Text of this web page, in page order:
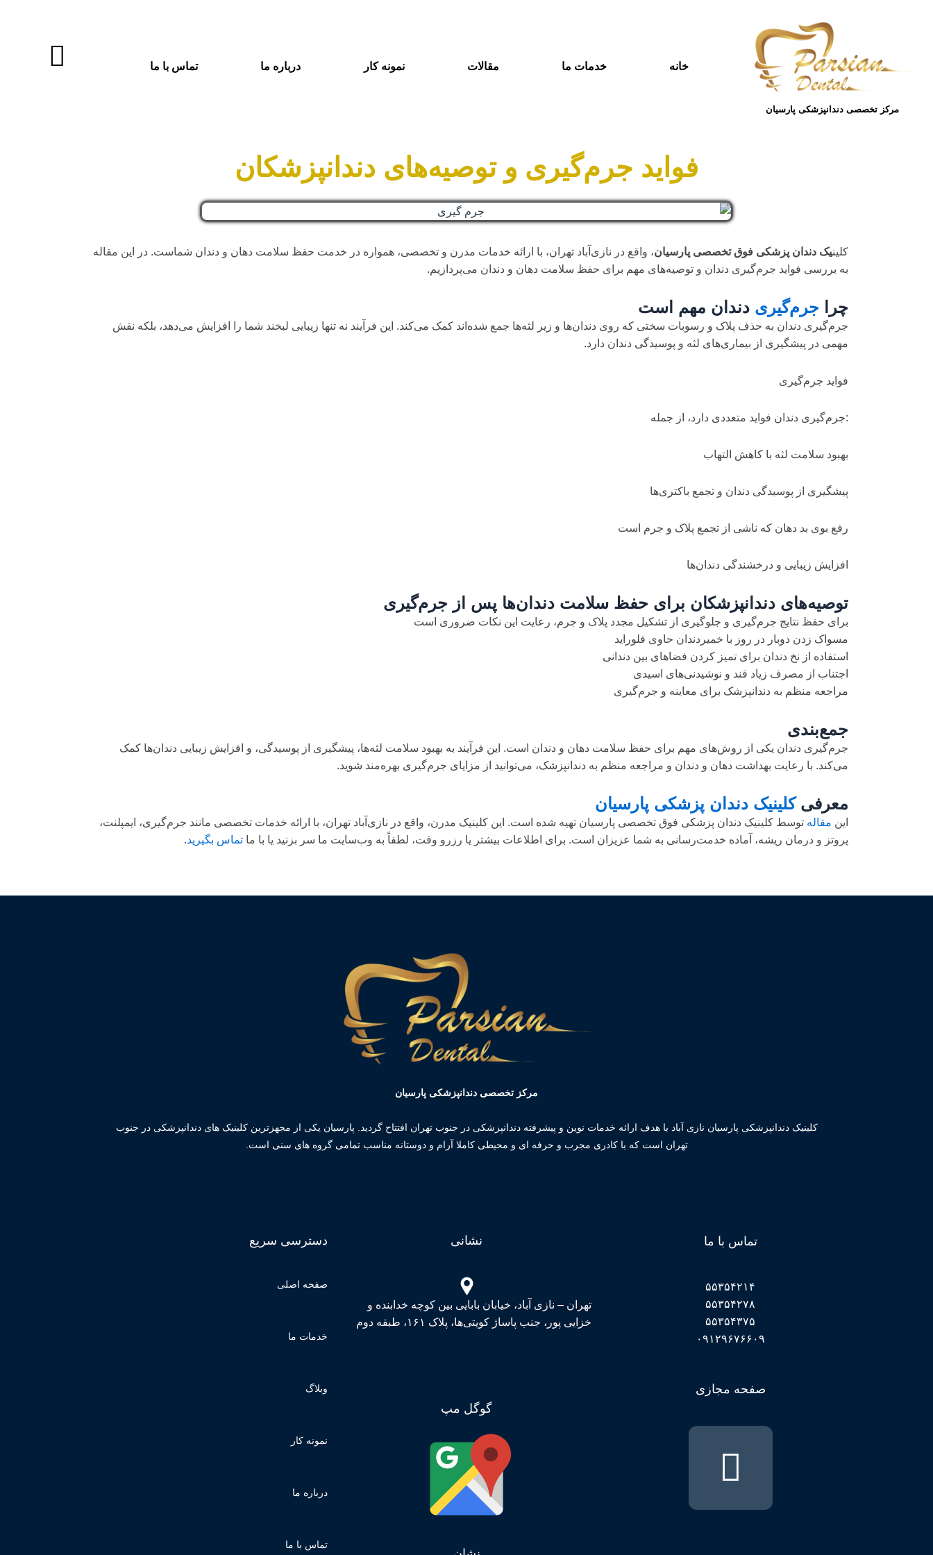
مرکز تخصصی دندانپزشکی پارسیان
خانه خدمات ما مقالات نمونه کار درباره ما تماس با ما
فواید جرم‌گیری و توصیه‌های دندانپزشکان
کلینیک دندان پزشکی فوق تخصصی پارسیان، واقع در نازی‌آباد تهران، با ارائه خدمات مدرن و تخصصی، همواره در خدمت حفظ سلامت دهان و دندان شماست. در این مقاله
به بررسی فواید جرم‌گیری دندان و توصیه‌های مهم برای حفظ سلامت دهان و دندان می‌پردازیم.
چرا جرم‌گیری دندان مهم است
جرم‌گیری دندان به حذف پلاک و رسوبات سختی که روی دندان‌ها و زیر لثه‌ها جمع شده‌اند کمک می‌کند. این فرآیند نه تنها زیبایی لبخند شما را افزایش می‌دهد، بلکه نقش
مهمی در پیشگیری از بیماری‌های لثه و پوسیدگی دندان دارد.
فواید جرم‌گیری
:جرم‌گیری دندان فواید متعددی دارد، از جمله
بهبود سلامت لثه با کاهش التهاب
پیشگیری از پوسیدگی دندان و تجمع باکتری‌ها
رفع بوی بد دهان که ناشی از تجمع پلاک و جرم است
افزایش زیبایی و درخشندگی دندان‌ها
توصیه‌های دندانپزشکان برای حفظ سلامت دندان‌ها پس از جرم‌گیری
برای حفظ نتایج جرم‌گیری و جلوگیری از تشکیل مجدد پلاک و جرم، رعایت این نکات ضروری است
مسواک زدن دوبار در روز با خمیردندان حاوی فلوراید
استفاده از نخ دندان برای تمیز کردن فضاهای بین دندانی
اجتناب از مصرف زیاد قند و نوشیدنی‌های اسیدی
مراجعه منظم به دندانپزشک برای معاینه و جرم‌گیری
جمع‌بندی
جرم‌گیری دندان یکی از روش‌های مهم برای حفظ سلامت دهان و دندان است. این فرآیند به بهبود سلامت لثه‌ها، پیشگیری از پوسیدگی، و افزایش زیبایی دندان‌ها کمک
می‌کند. با رعایت بهداشت دهان و دندان و مراجعه منظم به دندانپزشک، می‌توانید از مزایای جرم‌گیری بهره‌مند شوید.
معرفیکلینیک دندان پزشکی پارسیان
این مقاله توسط کلینیک دندان پزشکی فوق تخصصی پارسیان تهیه شده است. این کلینیک مدرن، واقع در نازی‌آباد تهران، با ارائه خدمات تخصصی مانند جرم‌گیری، ایمپلنت،
پروتز و درمان ریشه، آماده خدمت‌رسانی به شما عزیزان است. برای اطلاعات بیشتر یا رزرو وقت، لطفاً به وب‌سایت ما سر بزنید یا با ما تماس بگیرید.
مرکز تخصصی دندانپزشکی پارسیان
کلینیک دندانپزشکی پارسیان نازی آباد با هدف ارائه خدمات نوین و پیشرفته دندانپزشکی در جنوب تهران افتتاح گردید. پارسیان یکی از مجهزترین کلینیک های دندانپزشکی در جنوب
تهران است که با کادری مجرب و حرفه ای و محیطی کاملا آرام و دوستانه مناسب تمامی گروه های سنی است.
تماس با ما
۵۵۳۵۴۲۱۴
۵۵۳۵۴۲۷۸
۵۵۳۵۴۳۷۵
۰۹۱۲۹۶۷۶۶۰۹
صفحه مجازی
نشانی
تهران – نازی آباد، خیابان بابایی بین کوچه خدابنده و
خزایی پور، جنب پاساژ کویتی‌ها، پلاک ۱۶۱، طبقه دوم
گوگل مپ
دسترسی سریع
صفحه اصلی
خدمات ما
وبلاگ
نمونه کار
درباره ما
تماس با ما